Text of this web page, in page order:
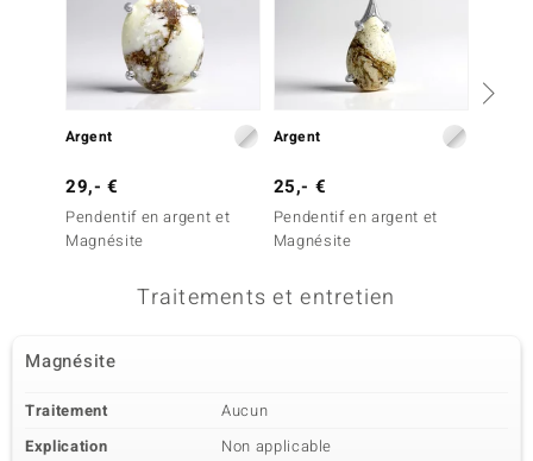
Argent
29,- €
Pendentif en argent et
Magnésite
Argent
25,- €
Pendentif en argent et
Magnésite
Traitements et entretien
Magnésite
Traitement
Aucun
Explication
Non applicable